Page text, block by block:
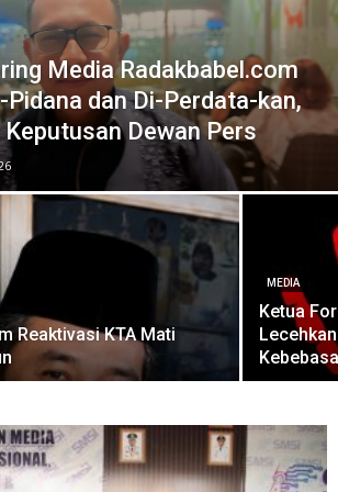
Media Radakbabel.com
dan Di-Perdata-kan,
Dewan Pers
Reaktivasi KTA Mati
MEDIA
Ketua